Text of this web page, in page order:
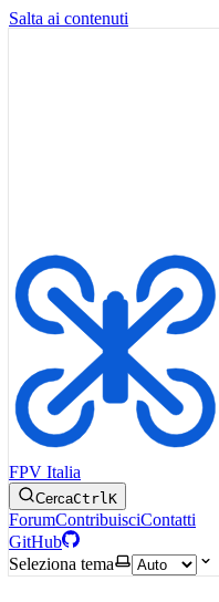
Salta ai contenuti
FPV Italia
CercaCtrlK
ForumContribuisciContatti
GitHub
Seleziona tema